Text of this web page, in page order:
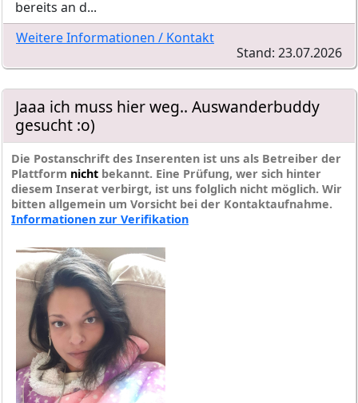
bereits an d...
Weitere Informationen / Kontakt
Stand: 23.07.2026
Jaaa ich muss hier weg.. Auswanderbuddy
gesucht :o)
Die Postanschrift des Inserenten ist uns als Betreiber der
Plattform nicht bekannt. Eine Prüfung, wer sich hinter
diesem Inserat verbirgt, ist uns folglich nicht möglich. Wir
bitten allgemein um Vorsicht bei der Kontaktaufnahme.
Informationen zur Verifikation